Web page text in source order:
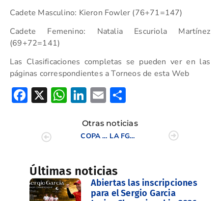
Cadete Masculino: Kieron Fowler (76+71=147)
Cadete Femenino: Natalia Escuriola Martínez
(69+72=141)
Las Clasificaciones completas se pueden ver en las
páginas correspondientes a Torneos de esta Web
Facebook
X WhatsApp
LinkedIn
Email
Otras noticias
COPA FEDERACIÓN
LA FGCV Y OLIVA NOVA SOLIDARIOS CON HAITI
Últimas noticias
Abiertas las inscripciones
para el Sergio Garcia